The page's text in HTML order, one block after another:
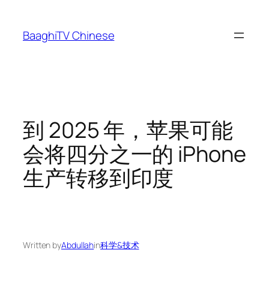
content
BaaghiTV Chinese
到 2025 年，苹果可能
会将四分之一的 iPhone
生产转移到印度
Written byAbdullahin科学&技术